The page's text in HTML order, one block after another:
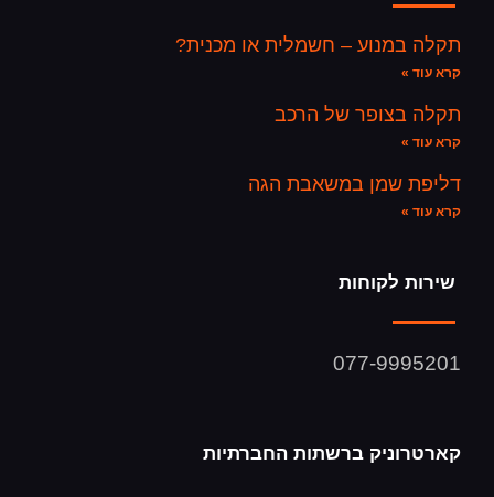
תקלה במנוע – חשמלית או מכנית?
קרא עוד »
תקלה בצופר של הרכב
קרא עוד »
דליפת שמן במשאבת הגה
קרא עוד »
שירות לקוחות
077-9995201
קארטרוניק ברשתות החברתיות